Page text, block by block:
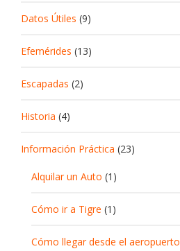
Datos Útiles (9)
Efemérides (13)
Escapadas (2)
Historia (4)
Información Práctica (23)
Alquilar un Auto (1)
Cómo ir a Tigre (1)
Cómo llegar desde el aeropuerto